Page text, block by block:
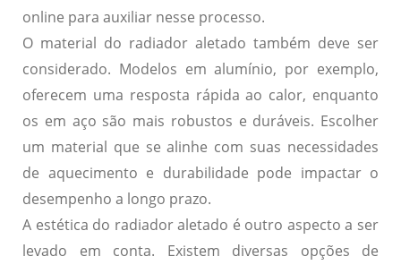
online para auxiliar nesse processo.
O material do radiador aletado também deve ser
considerado. Modelos em alumínio, por exemplo,
oferecem uma resposta rápida ao calor, enquanto
os em aço são mais robustos e duráveis. Escolher
um material que se alinhe com suas necessidades
de aquecimento e durabilidade pode impactar o
desempenho a longo prazo.
A estética do radiador aletado é outro aspecto a ser
levado em conta. Existem diversas opções de